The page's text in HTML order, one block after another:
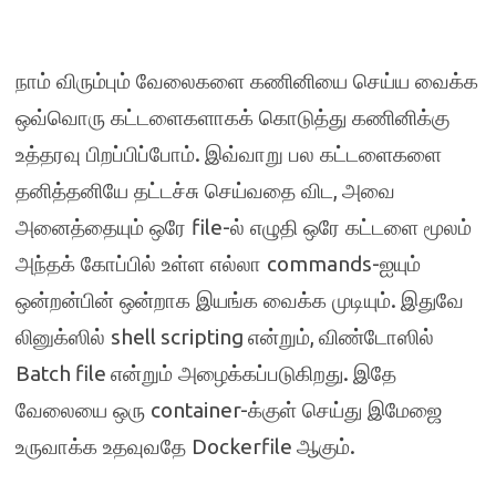
நாம் விரும்பும் வேலைகளை கணினியை செய்ய வைக்க
ஒவ்வொரு கட்டளைகளாகக் கொடுத்து கணினிக்கு
உத்தரவு பிறப்பிப்போம். இவ்வாறு பல கட்டளைகளை
தனித்தனியே தட்டச்சு செய்வதை விட , அவை
அனைத்தையும் ஒரே file-ல் எழுதி ஒரே கட்டளை மூலம்
அந்தக் கோப்பில் உள்ள எல்லா commands-ஐயும்
ஒன்றன்பின் ஒன்றாக இயங்க வைக்க முடியும். இதுவே
லினுக்ஸில் shell scripting என்றும், விண்டோஸில்
Batch file என்றும் அழைக்கப்படுகிறது. இதே
வேலையை ஒரு container-க்குள் செய்து இமேஜை
உருவாக்க உதவுவதே Dockerfile ஆகும்.